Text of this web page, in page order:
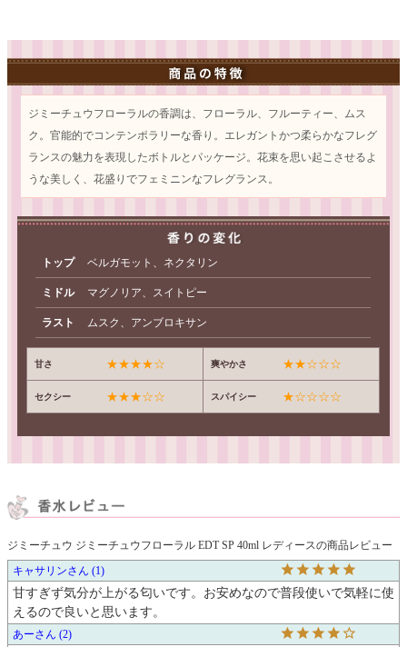
ジミーチュウフローラルの香調は、フローラル、フルーティー、ムス
ク。官能的でコンテンポラリーな香り。エレガントかつ柔らかなフレグ
ランスの魅力を表現したボトルとパッケージ。花束を思い起こさせるよ
うな美しく、花盛りでフェミニンなフレグランス。
トップ ベルガモット、ネクタリン
ミドル マグノリア、スイトピー
ラスト ムスク、アンブロキサン
甘さ ★★★★☆ 爽やかさ ★★☆☆☆
セクシー ★★★☆☆ スパイシー ★☆☆☆☆
ジミーチュウ ジミーチュウフローラル EDT SP 40ml レディースの商品レビュー
キャサリン
1
甘すぎず気分が上がる匂いです。お安めなので普段使いで気軽に使
えるので良いと思います。
あー 2